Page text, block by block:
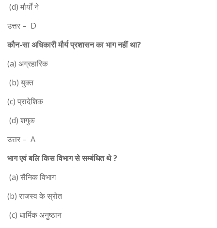
(d) मौर्यों ने
उत्तर – D
कौन-सा अधिकारी मौर्य प्रशासन का भाग नहीं था?
(a) अग्रहारिक
(b) युक्त
(c) प्रादेशिक
(d) शगुक
उत्तर – A
भाग एवं बलि किस विभाग से सम्बंधित थे ?
(a) सैनिक विभाग
(b) राजस्व के स्रोत
(c) धार्मिक अनुष्ठान